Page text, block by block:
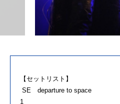
【セットリスト】
SE departure to space
1